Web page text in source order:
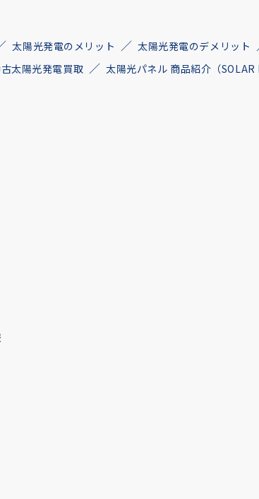
太陽光発電のメリット 太陽光発電のデメリット
太陽光発電買取 太陽光パネル 商品紹介（SOLAR